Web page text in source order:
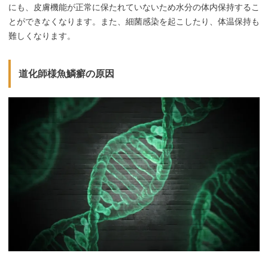
にも、皮膚機能が正常に保たれていないため水分の体内保持するこ
とができなくなります。また、細菌感染を起こしたり、体温保持も
難しくなります。
道化師様魚鱗癬の原因